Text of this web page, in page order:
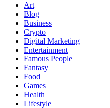
Art
Blog
Business
Crypto
Digital Marketing
Entertainment
Famous People
Fantasy
Food
Games
Health
Lifestyle